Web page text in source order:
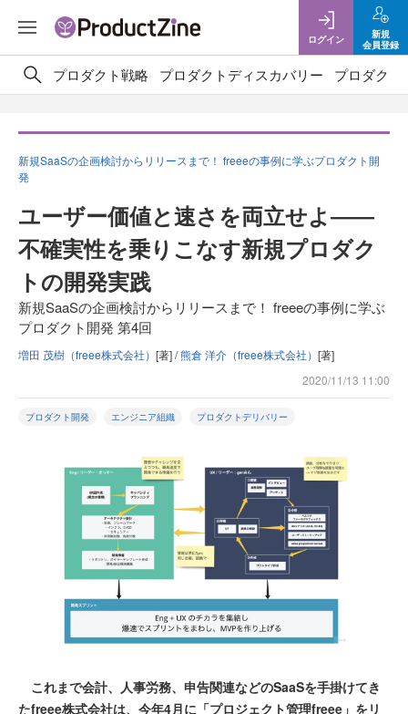
ログイン
新規
会員登録
プロダクト戦略 プロダクトディスカバリー プロダクト
新規SaaSの企画検討からリリースまで！ freeeの事例に学ぶプロダクト開
発
ユーザー価値と速さを両立せよ――
不確実性を乗りこなす新規プロダク
トの開発実践
新規SaaSの企画検討からリリースまで！ freeeの事例に学ぶ
プロダクト開発 第4回
増田 茂樹（freee株式会社） [著] /熊倉 洋介（freee株式会社） [著]
2020/11/13 11:00
プロダクト開発 エンジニア組織 プロダクトデリバリー
これまで会計、人事労務、申告関連などのSaaSを手掛けてき
たfreee株式会社は、今年4月に「プロジェクト管理freee」をリ